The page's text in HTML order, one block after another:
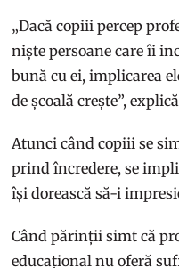
„Dacă copiii percep
niște persoane care îi
bună cu ei, implicarea
de școală crește”,
Atunci când copiii se
prind încredere, se
își dorească să-i
Când părinții simt că
educațional nu oferă